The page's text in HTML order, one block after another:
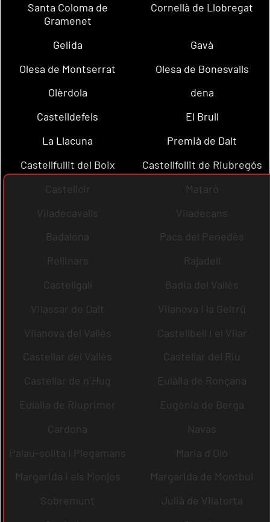
Santa Coloma de
Gramenet
Cornellà de Llobregat
Gelida
Gavà
Olesa de Montserrat
Olesa de Bonesvalls
Olèrdola
dena
Castelldefels
El Brull
La Llacuna
Premià de Dalt
Castellfullit del Boix
Castellfollit de Riubregós
Castellcir
Mataró
Viladecavalls
Viladecans
Badalona
Pacs del Penedès
Rellinars
Rajadell
Castellgalí
Badia del Vallès
Vilassar de Dalt
Vilanova i la Geltrú
Vilanova del Vallès
Castellbell i el Vilar
Castellar del Vallès
Castellar del Riu
Castellar de n´Hug
Eulàlia de Ronçana
Eulàlia de Riuprimer
Eugènia de Berga
Cardona
Navas
Palau-solità i Plegamans
Maria d´Oló
Margarida i els Monjos
Margarida de Montbui
Sobremunt
Julià de Vilatorta